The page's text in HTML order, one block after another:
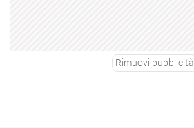
Rimuovi pubblicità